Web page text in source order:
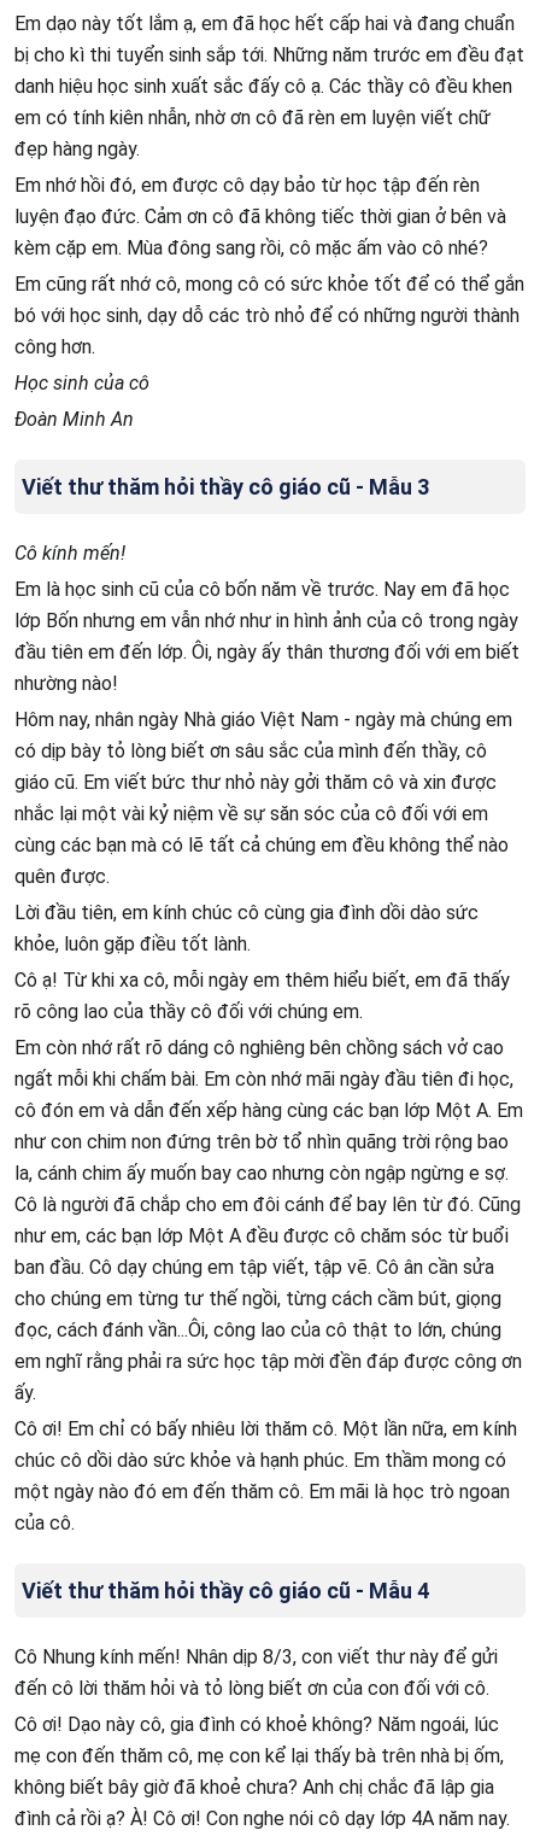
Em dạo này tốt lắm ạ, em đã học hết cấp hai và đang chuẩn
bị cho kì thi tuyển sinh sắp tới. Những năm trước em đều đạt
danh hiệu học sinh xuất sắc đấy cô ạ. Các thầy cô đều khen
em có tính kiên nhẫn, nhờ ơn cô đã rèn em luyện viết chữ
đẹp hàng ngày.
Em nhớ hồi đó, em được cô dạy bảo từ học tập đến rèn
luyện đạo đức. Cảm ơn cô đã không tiếc thời gian ở bên và
kèm cặp em. Mùa đông sang rồi, cô mặc ấm vào cô nhé?
Em cũng rất nhớ cô, mong cô có sức khỏe tốt để có thể gắn
bó với học sinh, dạy dỗ các trò nhỏ để có những người thành
công hơn.
Học sinh của cô
Đoàn Minh An
Viết thư thăm hỏi thầy cô giáo cũ - Mẫu 3
Cô kính mến!
Em là học sinh cũ của cô bốn năm về trước. Nay em đã học
lớp Bốn nhưng em vẫn nhớ như in hình ảnh của cô trong ngày
đầu tiên em đến lớp. Ôi, ngày ấy thân thương đối với em biết
nhường nào!
Hôm nay, nhân ngày Nhà giáo Việt Nam - ngày mà chúng em
có dịp bày tỏ lòng biết ơn sâu sắc của mình đến thầy, cô
giáo cũ. Em viết bức thư nhỏ này gởi thăm cô và xin được
nhắc lại một vài kỷ niệm về sự săn sóc của cô đối với em
cùng các bạn mà có lẽ tất cả chúng em đều không thể nào
quên được.
Lời đầu tiên, em kính chúc cô cùng gia đình dồi dào sức
khỏe, luôn gặp điều tốt lành.
Cô ạ! Từ khi xa cô, mỗi ngày em thêm hiểu biết, em đã thấy
rõ công lao của thầy cô đối với chúng em.
Em còn nhớ rất rõ dáng cô nghiêng bên chồng sách vở cao
ngất mỗi khi chấm bài. Em còn nhớ mãi ngày đầu tiên đi học,
cô đón em và dẫn đến xếp hàng cùng các bạn lớp Một A. Em
như con chim non đứng trên bờ tổ nhìn quãng trời rộng bao
la, cánh chim ấy muốn bay cao nhưng còn ngập ngừng e sợ.
Cô là người đã chắp cho em đôi cánh để bay lên từ đó. Cũng
như em, các bạn lớp Một A đều được cô chăm sóc từ buổi
ban đầu. Cô dạy chúng em tập viết, tập vẽ. Cô ân cần sửa
cho chúng em từng tư thế ngồi, từng cách cầm bút, giọng
đọc, cách đánh vần...Ôi, công lao của cô thật to lớn, chúng
em nghĩ rằng phải ra sức học tập mời đền đáp được công ơn
ấy.
Cô ơi! Em chỉ có bấy nhiêu lời thăm cô. Một lần nữa, em kính
chúc cô dồi dào sức khỏe và hạnh phúc. Em thầm mong có
một ngày nào đó em đến thăm cô. Em mãi là học trò ngoan
của cô.
Viết thư thăm hỏi thầy cô giáo cũ - Mẫu 4
Cô Nhung kính mến! Nhân dịp 8/3, con viết thư này để gửi
đến cô lời thăm hỏi và tỏ lòng biết ơn của con đối với cô.
Cô ơi! Dạo này cô, gia đình có khoẻ không? Năm ngoái, lúc
mẹ con đến thăm cô, mẹ con kể lại thấy bà trên nhà bị ốm,
không biết bây giờ đã khoẻ chưa? Anh chị chắc đã lập gia
đình cả rồi ạ? À! Cô ơi! Con nghe nói cô dạy lớp 4A năm nay.